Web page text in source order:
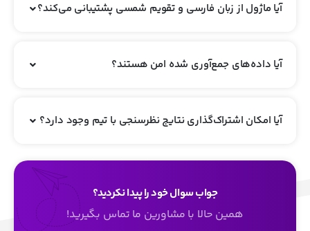
آیا ماژول از زبان فارسی و تقویم شمسی پشتیبانی می‌کند؟
آیا داده‌های جمع‌آوری شده امن هستند؟
آیا امکان اشتراک‌گذاری نتایج نظرسنجی با تیم وجود دارد؟
جواب سوال خود را پیدا نکردید؟
همین حالا با مشاورین ما تماس بگیرید!